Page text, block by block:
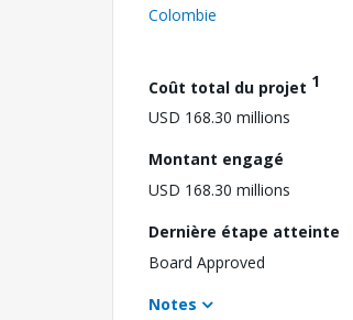
Colombie
Coût total du projet 1
USD 168.30 millions
Montant engagé
USD 168.30 millions
Dernière étape atteinte
Board Approved
Notes